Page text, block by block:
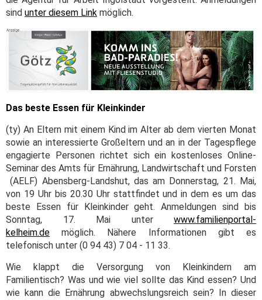
sind unter diesem Link möglich.
Das beste Essen für Kleinkinder
(ty) An Eltern mit einem Kind im Alter ab dem vierten Monat
sowie an interessierte Großeltern und an in der Tagespflege
engagierte Personen richtet sich ein kostenloses Online-
Seminar des Amts für Ernährung, Landwirtschaft und Forsten
(AELF) Abensberg-Landshut, das am Donnerstag, 21. Mai,
von 19 Uhr bis 20.30 Uhr stattfindet und in dem es um das
beste Essen für Kleinkinder geht. Anmeldungen sind bis
Sonntag, 17. Mai unter www.familienportal-
kelheim.de möglich. Nähere Informationen gibt es
telefonisch unter (0 94 43) 7 04 - 11 33.
Wie klappt die Versorgung von Kleinkindern am
Familientisch? Was und wie viel sollte das Kind essen? Und
wie kann die Ernährung abwechslungsreich sein? In dieser